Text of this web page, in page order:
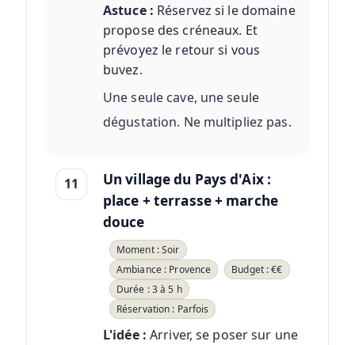
Astuce : Réservez si le domaine
propose des créneaux. Et
prévoyez le retour si vous
buvez.
Une seule cave, une seule
dégustation. Ne multipliez pas.
11
Un village du Pays d'Aix :
place + terrasse + marche
douce
Moment : Soir
Ambiance : Provence
Budget : €€
Durée : 3 à 5 h
Réservation : Parfois
L'idée : Arriver, se poser sur une